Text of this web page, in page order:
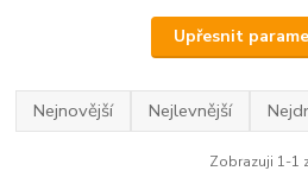
Upřesnit
Nejnovější Nejlevnější
Zobrazuji 1-1